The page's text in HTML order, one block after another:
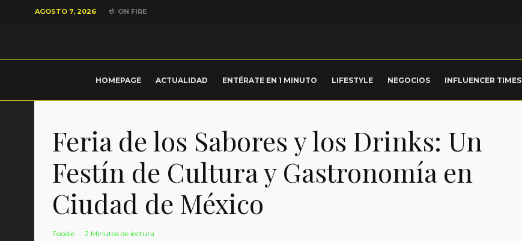
AGOSTO 7, 2026 ON FIRE
HOMEPAGE ACTUALIDAD ENTÉRATE EN 1 MINUTO LIFESTYLE NEGOCIOS INFLUENCER TIMES
Feria de los Sabores y los Drinks: Un
Festín de Cultura y Gastronomía en
Ciudad de México
Foodie · 2 Minutos de lectura